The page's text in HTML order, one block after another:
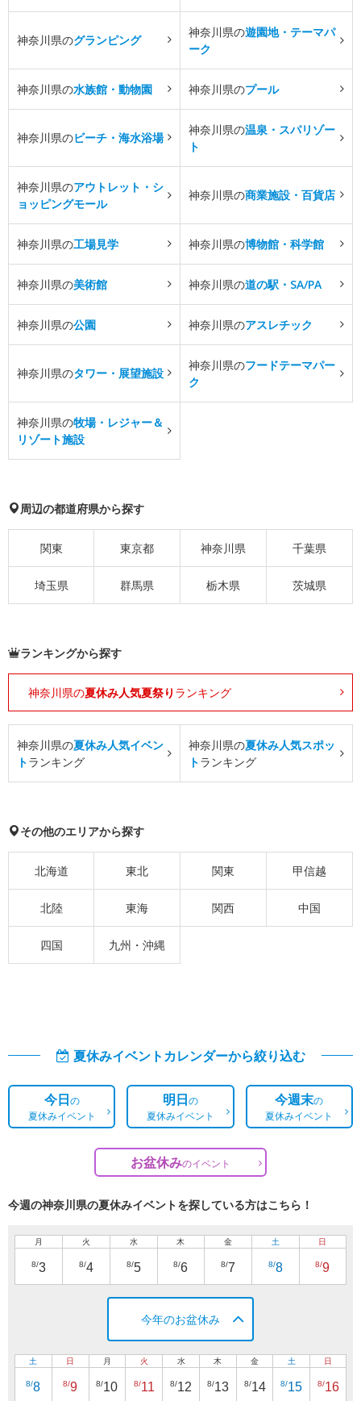
神奈川県のグランピング
神奈川県の遊園地・テーマパ
ーク
神奈川県の水族館・動物園 神奈川県のプール
神奈川県のビーチ・海水浴場
神奈川県の温泉・スパリゾー
ト
神奈川県のアウトレット・シ
ョッピングモール
神奈川県の商業施設・百貨店
神奈川県の工場見学 神奈川県の博物館・科学館
神奈川県の美術館 神奈川県の道の駅・SA/PA
神奈川県の公園 神奈川県のアスレチック
神奈川県のタワー・展望施設
神奈川県のフードテーマパー
ク
神奈川県の牧場・レジャー＆
リゾート施設
周辺の都道府県から探す
関東 東京都 神奈川県 千葉県
埼玉県 群馬県 栃木県 茨城県
ランキングから探す
神奈川県の夏休み人気夏祭り ランキング
神奈川県の夏休み人気イベン
トランキング
神奈川県の夏休み人気スポッ
トランキング
その他のエリアから探す
北海道 東北 関東 甲信越
北陸 東海 関西 中国
四国 九州・沖縄
夏休みイベントカレンダーから絞り込む
今日の
夏休みイベント
明日の
夏休みイベント
今週末の
夏休みイベント
お盆休みのイベント
今週の神奈川県の夏休みイベントを探している方はこちら！
月
8/3
火
8/4
水
8/5
木
8/6
金
8/7
土
8/8
日
8/9
今年のお盆休み
土
8/8
日
8/9
月
8/10
火
8/11
水
8/12
木
8/13
金
8/14
土
8/15
日
8/16